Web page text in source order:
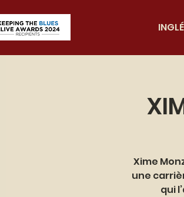
Xime
une
qui